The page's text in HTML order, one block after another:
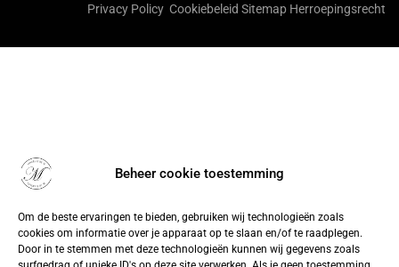
Beheer cookie toestemming
Om de beste ervaringen te bieden, gebruiken wij technologieën zoals
cookies om informatie over je apparaat op te slaan en/of te raadplegen.
Door in te stemmen met deze technologieën kunnen wij gegevens zoals
Privacy Policy Cookiebeleid Sitemap Herroepingsrecht